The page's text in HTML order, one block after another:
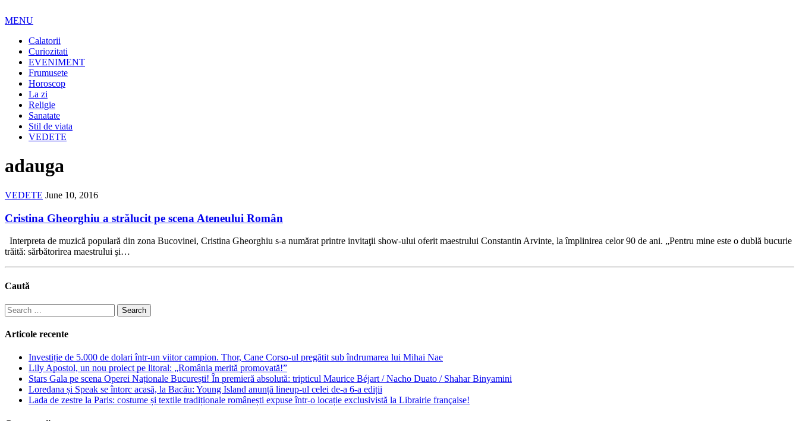
MENU
Calatorii
Curiozitati
EVENIMENT
Frumusete
Horoscop
La zi
Religie
Sanatate
Stil de viata
VEDETE
adauga
VEDETE June 10, 2016
Cristina Gheorghiu a strălucit pe scena Ateneului Român
Interpreta de muzică populară din zona Bucovinei, Cristina Gheorghiu s-a numărat printre invitaţii show-ului oferit maestrului Constantin Arvinte, la împlinirea celor 90 de ani. „Pentru mine este o dublă bucurie
trăită: sărbătorirea maestrului şi…
Caută
Search
for:
Articole recente
Investiție de 5.000 de dolari într-un viitor campion. Thor, Cane Corso-ul pregătit sub îndrumarea lui Mihai Nae
Lily Apostol, un nou proiect pe litoral: „România merită promovată!”
Stars Gala pe scena Operei Naționale București! În premieră absolută: tripticul Maurice Béjart / Nacho Duato / Shahar Binyamini
Loredana și Speak se întorc acasă, la Bacău: Young Island anunță lineup-ul celei de-a 6-a ediții
Lada de zestre la Paris: costume și textile tradiționale românești expuse într-o locație exclusivistă la Librairie française!